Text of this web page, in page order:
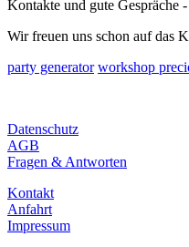
Kontakte und gute Gespräche
Wir freuen uns schon auf das
party generator workshop
Datenschutz
AGB
Fragen & Antworten
Kontakt
Anfahrt
Impressum